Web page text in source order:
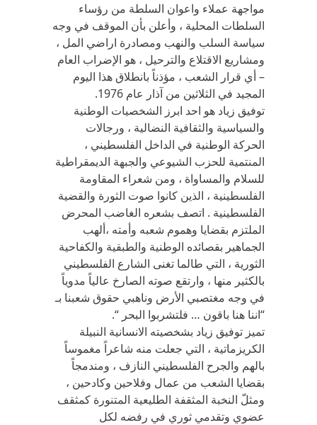
مواجهة عملاء واعوان السلطة من رؤساء
السلطات المحلية ، وأعلن بأن الموقف في وجه
سياسة السلب والنهب ومصادرة اراضي المل ،
ومشاريع الاقتلاع والترحيل ، هو الإضراب العام
– أي قرار الشعب ، مؤذناً بانطلاق هذا اليوم
المجيد في الثلاثين من آذار عام 1976.
توفيق زياد هو احد ابرز الشخصيات الوطنية
والسياسية والثقافية النضالية ، ورجالات
الحركة الوطنية في الداخل الفلسطيني ،
المنتمية للحزب الشيوعي والجبهة الديمقراطية
للسلام والمساواة ، ومن شعراء المقاومة
الفلسطينية ، الذين كانوا صوت الثورة والقضية
الفلسطينية . اتصف بشعره الغاضب المحرض
الملتزم بقضايا وهموم شعبه وأمته ،ألهب
الجماهير بقصائده الوطنية والطبقية والكفاحية
الثورية ، التي طالما تغنى الشارع الفلسطيني
بالكثير منها ، وارتقع صوته الصارخ عالياً مدوياً
في وجه مغتصبي الأرض وناهبي حقوق شعبنا بـ
“اننا هنا باقون … فلتشربوا البحر “.
تميز توفيق زياد بشخصيته الانسانية النبيلة
الكريزماتية ، التي جعلت منه شاعراً مغموساً
بالهم والجرح الفلسطيني النازف ، ومندمجاً
بقضايا الشعب من عمال وفلاحين وكادحين ،
ومثلّ النخبة المثقفة الطليعية المتنورة كمثقف
عضوي وتقدمي ثوري في رفضه لكل